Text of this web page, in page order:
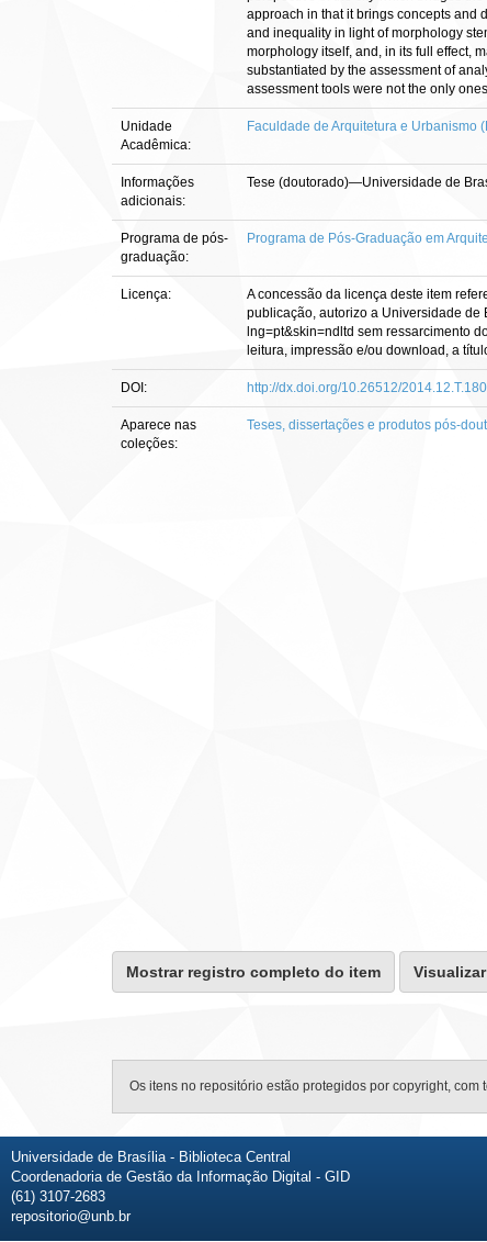
approach in that it brings concepts and
and inequality in light of morphology
morphology itself, and, in its full effect,
substantiated by the assessment of
assessment tools were not the only
Unidade
Acadêmica:
Faculdade de Arquitetura e Urbanismo
Informações
adicionais:
Tese (doutorado)—Universidade de
Programa de pós-
graduação:
Programa de Pós-Graduação em
Licença:
A concessão da licença deste item
publicação, autorizo a Universidade de
lng=pt&skin=ndltd sem ressarcimento
leitura, impressão e/ou download, a
DOI: http://dx.doi.org/10.26512/
Aparece nas
coleções:
Teses, dissertações e produtos pós-
Mostrar registro completo do item
Os itens no repositório estão protegidos por copyright,
Universidade de Brasília - Biblioteca Central
Coordenadoria de Gestão da Informação Digital - GID
(61) 3107-2683
repositorio@unb.br